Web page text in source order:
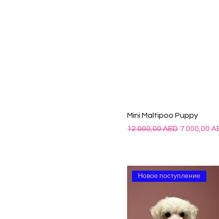
Mini Maltipoo Puppy
Обычная цена
12 000,00 AED Цена со
7 000,00
Новое поступление